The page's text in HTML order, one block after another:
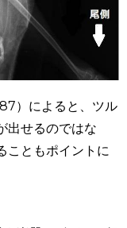
）によると、ツル
出せるのではな
こともポイントに